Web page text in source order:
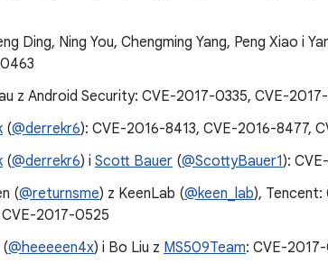
Ding, Ning You, Chengming Yang, Peng Xiao i
z Android Security: CVE-2017-0335, CVE-
(@derrekr6): CVE-2016-8413, CVE-2016-8477,
(@derrekr6) i Scott Bauer (@ScottyBauer1):
(@returnsme) z KeenLab (@keen_lab),
2017-0525
@heeeeen4x) i Bo Liu z MS509Team: CVE-